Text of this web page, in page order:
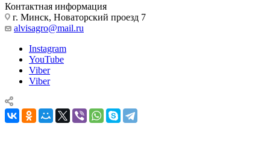
Контактная информация
г. Минск, Новаторский проезд 7
alvisagro@mail.ru
Instagram
YouTube
Viber
Viber